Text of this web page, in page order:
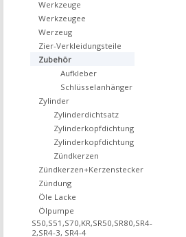
Werkzeuge
Werkzeugee
Werzeug
Zier-Verkleidungsteile
Zubehör
Aufkleber
Schlüsselanhänger
Zylinder
Zylinderdichtsatz
Zylinderkopfdichtung
Zylinderkopfdichtung
Zündkerzen
Zündkerzen+Kerzenstecker
Zündung
Öle Lacke
Ölpumpe
S50,S51,S70,KR,SR50,SR80,SR4-
2,SR4-3, SR4-4